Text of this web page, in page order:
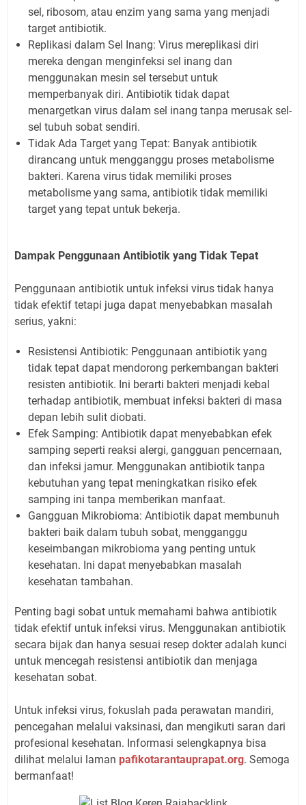
sel, ribosom, atau enzim yang sama yang menjadi
target antibiotik.
Replikasi dalam Sel Inang: Virus mereplikasi diri
mereka dengan menginfeksi sel inang dan
menggunakan mesin sel tersebut untuk
memperbanyak diri. Antibiotik tidak dapat
menargetkan virus dalam sel inang tanpa merusak sel-
sel tubuh sobat sendiri.
Tidak Ada Target yang Tepat: Banyak antibiotik
dirancang untuk mengganggu proses metabolisme
bakteri. Karena virus tidak memiliki proses
metabolisme yang sama, antibiotik tidak memiliki
target yang tepat untuk bekerja.
Dampak Penggunaan Antibiotik yang Tidak Tepat
Penggunaan antibiotik untuk infeksi virus tidak hanya
tidak efektif tetapi juga dapat menyebabkan masalah
serius, yakni:
Resistensi Antibiotik: Penggunaan antibiotik yang
tidak tepat dapat mendorong perkembangan bakteri
resisten antibiotik. Ini berarti bakteri menjadi kebal
terhadap antibiotik, membuat infeksi bakteri di masa
depan lebih sulit diobati.
Efek Samping: Antibiotik dapat menyebabkan efek
samping seperti reaksi alergi, gangguan pencernaan,
dan infeksi jamur. Menggunakan antibiotik tanpa
kebutuhan yang tepat meningkatkan risiko efek
samping ini tanpa memberikan manfaat.
Gangguan Mikrobioma: Antibiotik dapat membunuh
bakteri baik dalam tubuh sobat, mengganggu
keseimbangan mikrobioma yang penting untuk
kesehatan. Ini dapat menyebabkan masalah
kesehatan tambahan.
Penting bagi sobat untuk memahami bahwa antibiotik
tidak efektif untuk infeksi virus. Menggunakan antibiotik
secara bijak dan hanya sesuai resep dokter adalah kunci
untuk mencegah resistensi antibiotik dan menjaga
kesehatan sobat.
Untuk infeksi virus, fokuslah pada perawatan mandiri,
pencegahan melalui vaksinasi, dan mengikuti saran dari
profesional kesehatan. Informasi selengkapnya bisa
dilihat melalui laman pafikotarantauprapat.org. Semoga
bermanfaat!